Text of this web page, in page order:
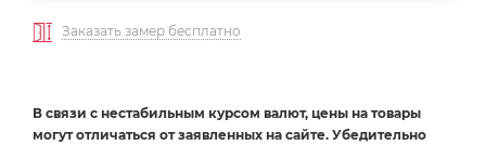
Заказать замер бесплатно
В связи с нестабильным курсом валют, цены на товары
могут отличаться от заявленных на сайте. Убедительно